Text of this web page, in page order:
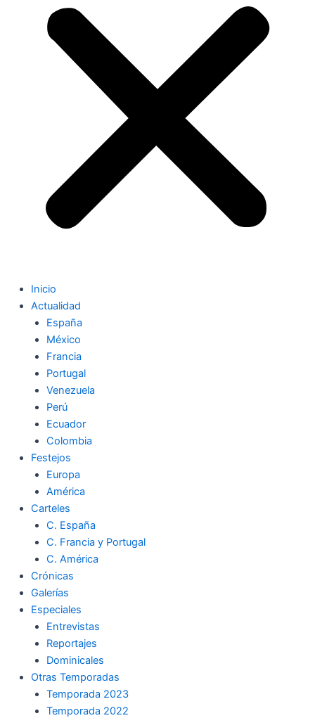
Inicio
Actualidad
España
México
Francia
Portugal
Venezuela
Perú
Ecuador
Colombia
Festejos
Europa
América
Carteles
C. España
C. Francia y Portugal
C. América
Crónicas
Galerías
Especiales
Entrevistas
Reportajes
Dominicales
Otras Temporadas
Temporada 2023
Temporada 2022